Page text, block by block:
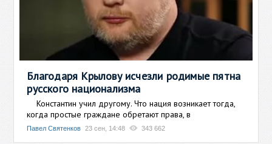
Благодаря Крылову исчезли родимые пятна
русского национализма
Константин учил другому. Что нация возникает тогда,
когда простые граждане обретают права, в
Павел Святенков 23 сен, 14:48 343 662